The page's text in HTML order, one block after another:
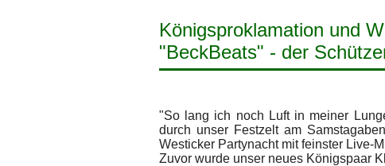
Königsproklamation und
"BeckBeats" - der
"So lang ich noch Luft in meiner
durch unser Festzelt am
Westicker Partynacht mit feinster Live-
Zuvor wurde unser neues Königspaar